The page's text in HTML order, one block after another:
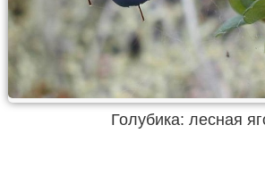
Голубика: лесная